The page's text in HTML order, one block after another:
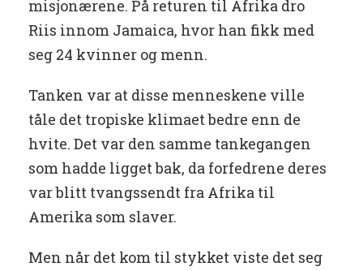
misjonærene. På returen til Afrika dro
Riis innom Jamaica, hvor han fikk med
seg 24 kvinner og menn.
Tanken var at disse menneskene ville
tåle det tropiske klimaet bedre enn de
hvite. Det var den samme tankegangen
som hadde ligget bak, da forfedrene deres
var blitt tvangssendt fra Afrika til
Amerika som slaver.
Men når det kom til stykket viste det seg